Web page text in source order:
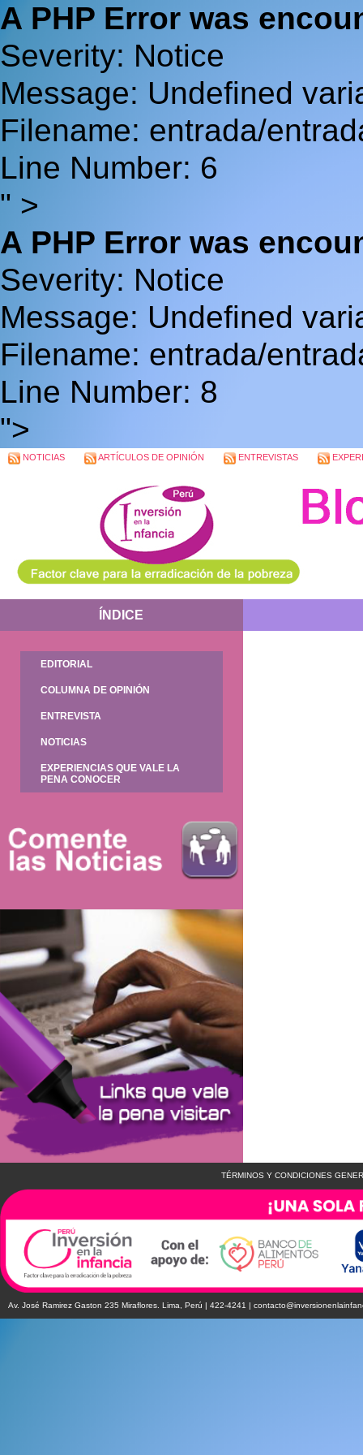
A PHP Error was
Severity: Notice
Message: Undefined
Filename: entrada/
Line Number: 6
" >
A PHP Error was
Severity: Notice
Message: Undefined
Filename: entrada/
Line Number: 8
">
NOTICIAS ARTÍCULOS DE OPINIÓN ENTREVISTAS
ÍNDICE
EDITORIAL
COLUMNA DE OPINIÓN
ENTREVISTA
NOTICIAS
EXPERIENCIAS QUE VALE LA
PENA CONOCER
TÉRMINOS Y CONDICIONES
Av. José Ramirez Gaston 235 Miraflores. Lima, Perú | 422-4241 |